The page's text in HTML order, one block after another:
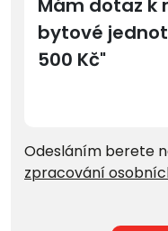
Odesláním berete
zpracování